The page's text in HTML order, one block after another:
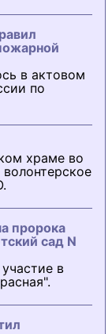
в актовом
по
храме во
пророка
сад N
в